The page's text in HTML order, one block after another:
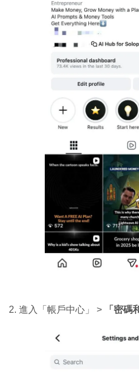
2. 進入「帳戶中心」 > 「密碼